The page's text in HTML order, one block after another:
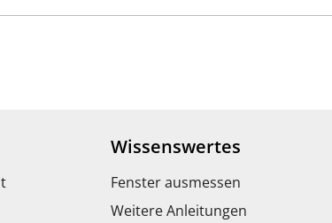
Wissenswertes
Fenster ausmessen
Weitere Anleitungen